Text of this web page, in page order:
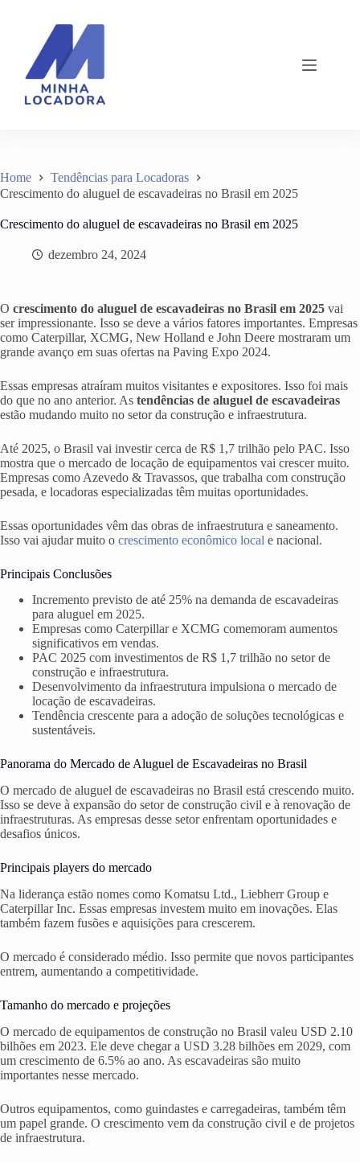
conteúdo
Home
Tendências para Locadoras
Crescimento do aluguel de escavadeiras no Brasil em 2025
Crescimento do aluguel de escavadeiras no Brasil em 2025
dezembro 24, 2024
O crescimento do aluguel de escavadeiras no Brasil em 2025 vai
ser impressionante. Isso se deve a vários fatores importantes. Empresas
como Caterpillar, XCMG, New Holland e John Deere mostraram um
grande avanço em suas ofertas na Paving Expo 2024.
Essas empresas atraíram muitos visitantes e expositores. Isso foi mais
do que no ano anterior. As tendências de aluguel de escavadeiras
estão mudando muito no setor da construção e infraestrutura.
Até 2025, o Brasil vai investir cerca de R$ 1,7 trilhão pelo PAC. Isso
mostra que o mercado de locação de equipamentos vai crescer muito.
Empresas como Azevedo & Travassos, que trabalha com construção
pesada, e locadoras especializadas têm muitas oportunidades.
Essas oportunidades vêm das obras de infraestrutura e saneamento.
Isso vai ajudar muito o crescimento econômico local e nacional.
Principais Conclusões
Incremento previsto de até 25% na demanda de escavadeiras
para aluguel em 2025.
Empresas como Caterpillar e XCMG comemoram aumentos
significativos em vendas.
PAC 2025 com investimentos de R$ 1,7 trilhão no setor de
construção e infraestrutura.
Desenvolvimento da infraestrutura impulsiona o mercado de
locação de escavadeiras.
Tendência crescente para a adoção de soluções tecnológicas e
sustentáveis.
Panorama do Mercado de Aluguel de Escavadeiras no Brasil
O mercado de aluguel de escavadeiras no Brasil está crescendo muito.
Isso se deve à expansão do setor de construção civil e à renovação de
infraestruturas. As empresas desse setor enfrentam oportunidades e
desafios únicos.
Principais players do mercado
Na liderança estão nomes como Komatsu Ltd., Liebherr Group e
Caterpillar Inc. Essas empresas investem muito em inovações. Elas
também fazem fusões e aquisições para crescerem.
O mercado é considerado médio. Isso permite que novos participantes
entrem, aumentando a competitividade.
Tamanho do mercado e projeções
O mercado de equipamentos de construção no Brasil valeu USD 2.10
bilhões em 2023. Ele deve chegar a USD 3.28 bilhões em 2029, com
um crescimento de 6.5% ao ano. As escavadeiras são muito
importantes nesse mercado.
Outros equipamentos, como guindastes e carregadeiras, também têm
um papel grande. O crescimento vem da construção civil e de projetos
de infraestrutura.